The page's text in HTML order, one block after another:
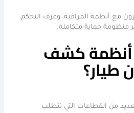
مع أنظمة المراقبة، وغرف التحكم،
منظومة حماية متكاملة.
أنظمة كشف
طيار؟
من القطاعات التي تتطلب